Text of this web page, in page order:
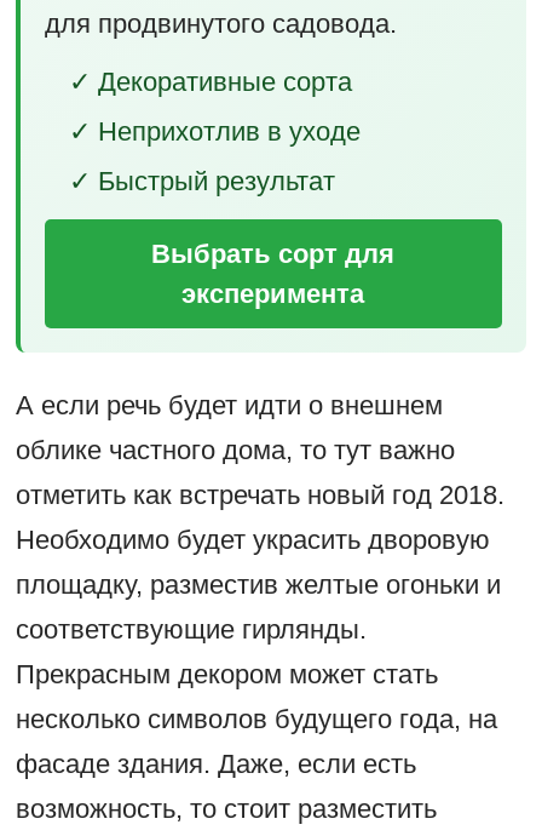
для продвинутого садовода.
✓ Декоративные сорта
✓ Неприхотлив в уходе
✓ Быстрый результат
Выбрать сорт для
эксперимента
А если речь будет идти о внешнем
облике частного дома, то тут важно
отметить как встречать новый год 2018.
Необходимо будет украсить дворовую
площадку, разместив желтые огоньки и
соответствующие гирлянды.
Прекрасным декором может стать
несколько символов будущего года, на
фасаде здания. Даже, если есть
возможность, то стоит разместить